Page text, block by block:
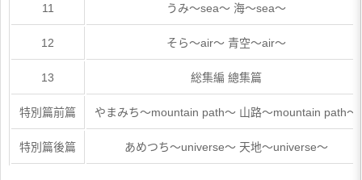
11 うみ～sea～ 海～sea～
12 そら～air～ 青空～air～
13 総集編 總集篇
特別篇前篇 やまみち～mountain path～ 山路～mountain path～
特別篇後篇 あめつち～universe～ 天地～universe～